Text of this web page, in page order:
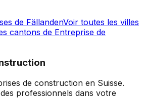
de FällandenVoir toutes les villes
cantons de Entreprise de
de construction en Suisse.
professionnels dans votre